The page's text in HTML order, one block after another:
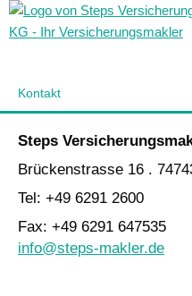
Kontakt
Steps
Brückenstrasse 16 .
Tel: +49 6291 2600
Fax: +49 6291 647535
info@steps-makler.de